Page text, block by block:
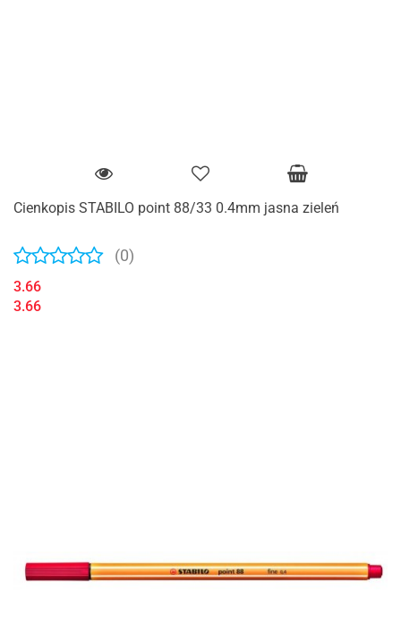
Cienkopis STABILO point 88/33 0.4mm jasna zieleń
(0)
3.66
3.66